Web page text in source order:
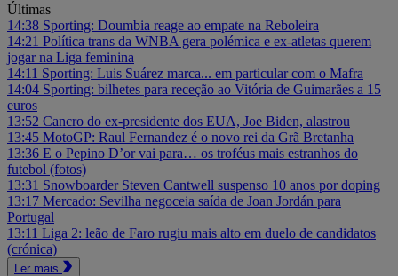
Últimas
14:38 Sporting: Doumbia reage ao empate na Reboleira
14:21 Política trans da WNBA gera polémica e ex-atletas querem
jogar na Liga feminina
14:11 Sporting: Luis Suárez marca... em particular com o Mafra
14:04 Sporting: bilhetes para receção ao Vitória de Guimarães a 15
euros
13:52 Cancro do ex-presidente dos EUA, Joe Biden, alastrou
13:45 MotoGP: Raul Fernandez é o novo rei da Grã Bretanha
13:36 E o Pepino D’or vai para… os troféus mais estranhos do
futebol (fotos)
13:31 Snowboarder Steven Cantwell suspenso 10 anos por doping
13:17 Mercado: Sevilha negoceia saída de Joan Jordán para
Portugal
13:11 Liga 2: leão de Faro rugiu mais alto em duelo de candidatos
(crónica)
Ler mais